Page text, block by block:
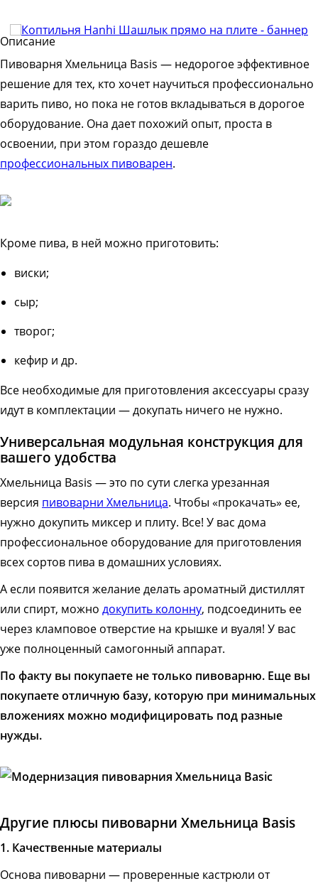
Описание
Пивоварня Хмельница Basis — недорогое эффективное
решение для тех, кто хочет научиться профессионально
варить пиво, но пока не готов вкладываться в дорогое
оборудование. Она дает похожий опыт, проста в
освоении, при этом гораздо дешевле
профессиональных пивоварен.
Кроме пива, в ней можно приготовить:
виски;
сыр;
творог;
кефир и др.
Все необходимые для приготовления аксессуары сразу
идут в комплектации — докупать ничего не нужно.
Универсальная модульная конструкция для
вашего удобства
Хмельница Basis — это по сути слегка урезанная
версия пивоварни Хмельница. Чтобы «прокачать» ее,
нужно докупить миксер и плиту. Все! У вас дома
профессиональное оборудование для приготовления
всех сортов пива в домашних условиях.
А если появится желание делать ароматный дистиллят
или спирт, можно докупить колонну, подсоединить ее
через кламповое отверстие на крышке и вуаля! У вас
уже полноценный самогонный аппарат.
По факту вы покупаете не только пивоварню. Еще вы
покупаете отличную базу, которую при минимальных
вложениях можно модифицировать под разные
нужды.
Другие плюсы пивоварни Хмельница Basis
1. Качественные материалы
Основа пивоварни — проверенные кастрюли от